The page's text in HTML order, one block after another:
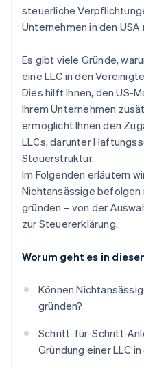
Partnergutschriften
50.000 USD
steuerliche
Unternehmen in den
Es gibt viele Gründe,
eine LLC in den
Dies hilft Ihnen, den US-
Ihrem Unternehmen
ermöglicht Ihnen den
LLCs, darunter
Steuerstruktur.
Im Folgenden erläutern
Nichtansässige befolgen
gründen – von der
zur Steuererklärung.
Worum geht es in
Können
gründen?
Schritt-für-Schritt-
Gründung einer LLC